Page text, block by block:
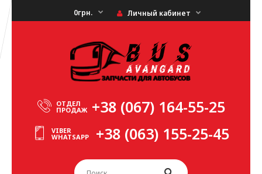
0грн. Личный кабинет
ОТДЕЛ
ПРОДАЖ +38 (067) 164-55-25
VIBER
WHATSAPP +38 (063) 155-25-45